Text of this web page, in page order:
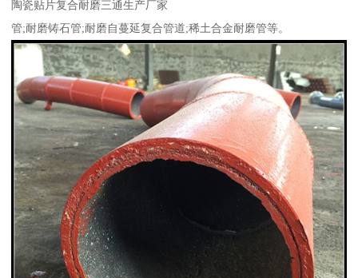
陶瓷贴片复合耐磨三通生产厂家
管;耐磨铸石管;耐磨自蔓延复合管道;稀土合金耐磨管等。